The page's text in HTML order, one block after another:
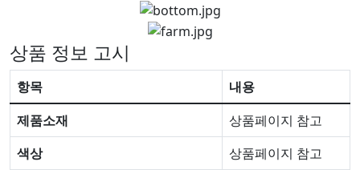
상품 정보 고시
항목
내용
제품소재
상품페이지 참고
색상
상품페이지 참고